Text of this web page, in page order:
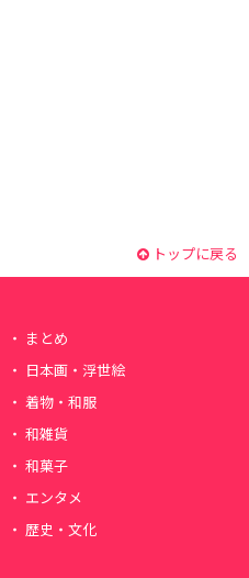
トップに戻る
まとめ
日本画・浮世絵
着物・和服
和雑貨
和菓子
エンタメ
歴史・文化